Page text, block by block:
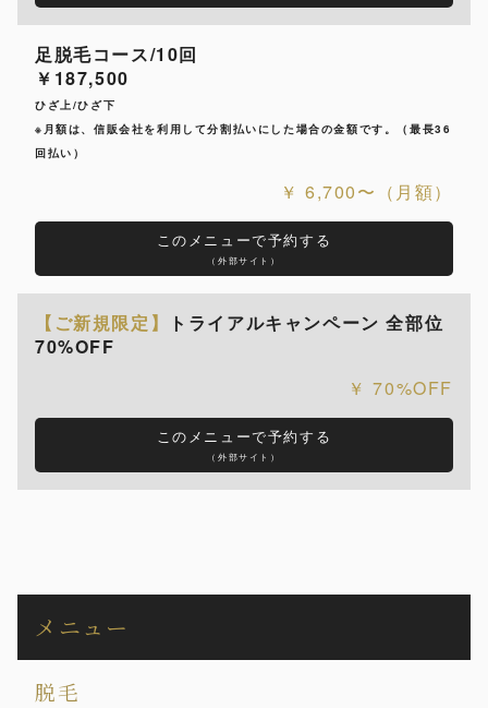
足脱毛コース/10回
￥187,500
ひざ上/ひざ下
※月額は、信販会社を利用して分割払いにした場合の金額です。（最長36
回払い）
6,700〜（月額）
このメニューで予約する
（外部サイト）
【ご新規限定】
トライアルキャンペーン 全部位
70%OFF
70%OFF
このメニューで予約する
（外部サイト）
メニュー
脱毛